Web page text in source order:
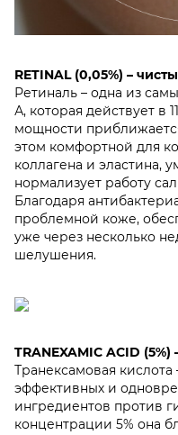
RETINAL (0,05%) –
Ретиналь – одна из
А, которая действует в
мощности
этом комфортной для
коллагена и эластина,
нормализует работу
Благодаря
проблемной коже,
уже через несколько
шелушения.
TRANEXAMIC ACID
Транексамовая
эффективных и
ингредиентов против
концентрации 5% она